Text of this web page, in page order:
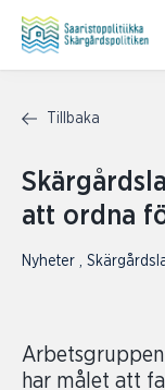
Tillbaka
att ordna
Nyheter ,
har målet att